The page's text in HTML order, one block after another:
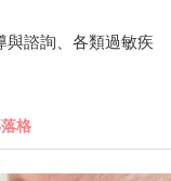
與諮詢、各類過敏疾
格